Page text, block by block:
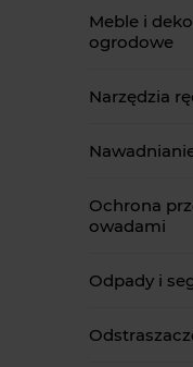
Meble i
ogrodowe
Narzędzia
Ochrona
owadami
Odpady i